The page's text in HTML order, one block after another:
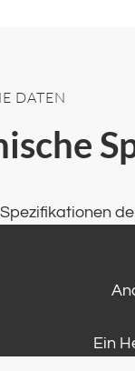
DATEN
Ein